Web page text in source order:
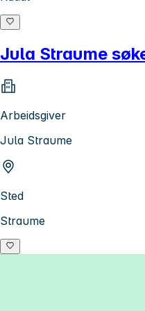
Jula Straume
Arbeidsgiver
Jula Straume
Sted
Straume